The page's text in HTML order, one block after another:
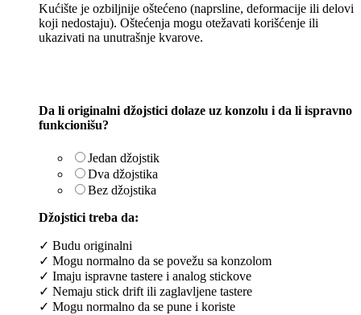
Kućište je ozbiljnije oštećeno (naprsline, deformacije ili delovi
koji nedostaju). Oštećenja mogu otežavati korišćenje ili
ukazivati na unutrašnje kvarove.
Da li originalni džojstici dolaze uz konzolu i da li ispravno
funkcionišu?
Jedan džojstik
Dva džojstika
Bez džojstika
Džojstici treba da:
✓ Budu originalni
✓ Mogu normalno da se povežu sa konzolom
✓ Imaju ispravne tastere i analog stickove
✓ Nemaju stick drift ili zaglavljene tastere
✓ Mogu normalno da se pune i koriste